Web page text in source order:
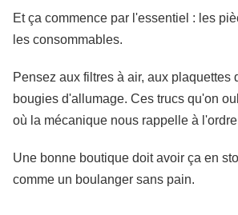
Et ça commence par l'essentiel : les
les consommables.
Pensez aux filtres à air, aux plaquettes
bougies d'allumage. Ces trucs qu'on
où la mécanique nous rappelle à
Une bonne boutique doit avoir ça en
comme un boulanger sans pain.